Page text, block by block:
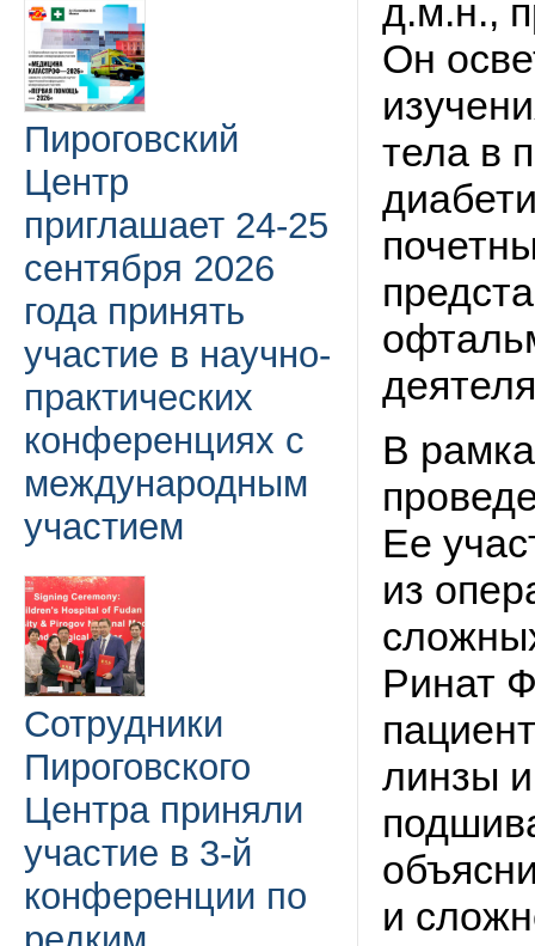
Пироговский
Центр
приглашает 24-25
сентября 2026
года принять
участие в научно-
практических
конференциях с
международным
участием
Сотрудники
Пироговского
Центра приняли
участие в 3-й
конференции по
д.м.н.,
Он
тела в
В
Ее
из
Ринат
линзы
и